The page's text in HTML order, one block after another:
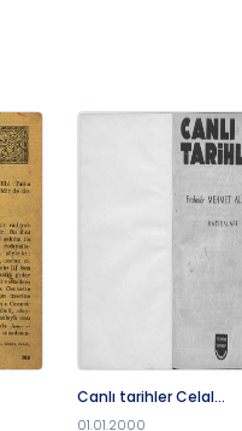
Canlı tarihler Celal
01.01.2000